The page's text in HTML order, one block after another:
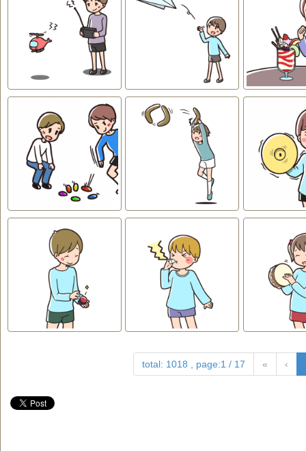
total: 1018 , page:1 / 17 « ‹